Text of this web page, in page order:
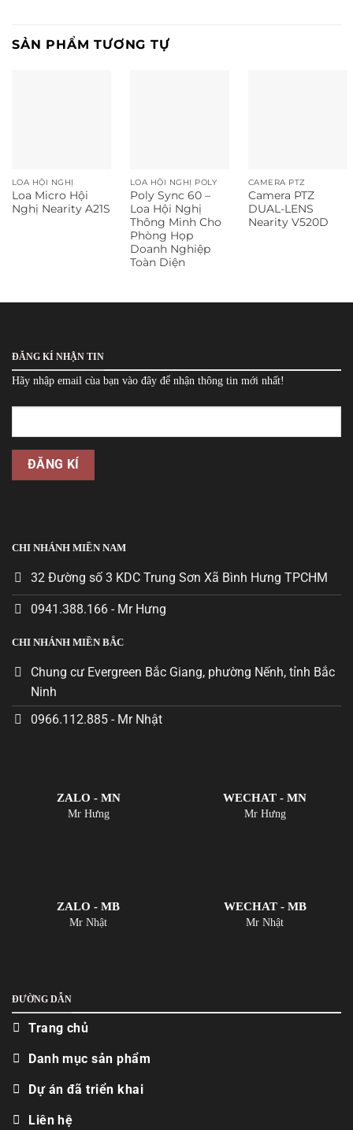
SẢN PHẨM TƯƠNG TỰ
LOA HỘI NGHỊ
Loa Micro Hội
Nghị Nearity A21S
LOA HỘI NGHỊ POLY
Poly Sync 60 –
Loa Hội Nghị
Thông Minh Cho
Phòng Họp
Doanh Nghiệp
Toàn Diện
CAMERA PTZ
Camera PTZ
DUAL-LENS
Nearity V520D
ĐĂNG KÍ NHẬN TIN
Hãy nhập email cùa bạn vào đây để nhận thông tin mới nhất!
CHI NHÁNH MIỀN NAM
32 Đường số 3 KDC Trung Sơn Xã Bình Hưng TPCHM
0941.388.166 - Mr Hưng
CHI NHÁNH MIỀN BẮC
Chung cư Evergreen Bắc Giang, phường Nếnh, tỉnh Bắc
Ninh
0966.112.885 - Mr Nhật
ZALO - MN
Mr Hưng
WECHAT - MN
Mr Hưng
ZALO - MB
Mr Nhật
WECHAT - MB
Mr Nhật
ĐƯỜNG DẪN
Trang chủ
Danh mục sản phẩm
Dự án đã triển khai
Liên hệ